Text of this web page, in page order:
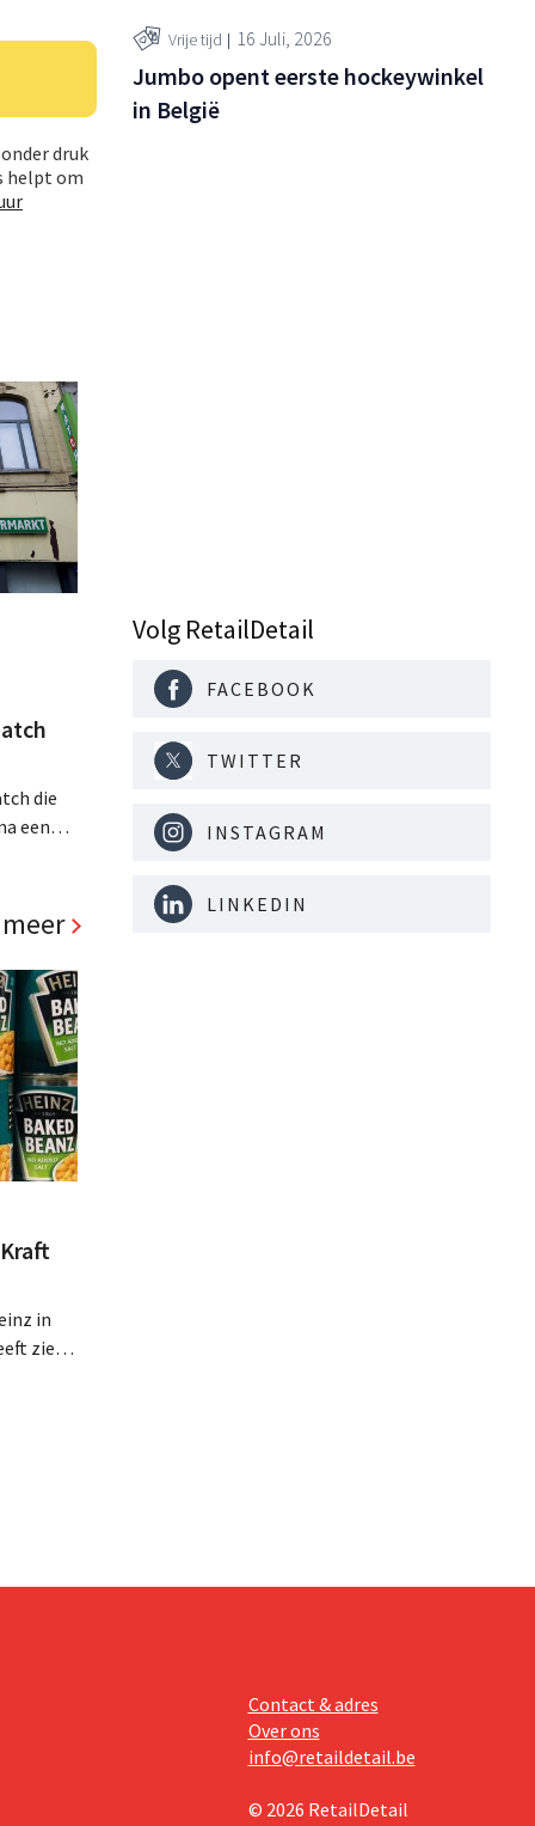
druk
helpt om
die
een
in
zien
Vrije tijd 16 Juli, 2026
Jumbo opent eerste hockeywinkel
in België
Volg RetailDetail
FACEBOOK
TWITTER
INSTAGRAM
LINKEDIN
Contact & adres
Over ons
info@retaildetail.be
© 2026 RetailDetail